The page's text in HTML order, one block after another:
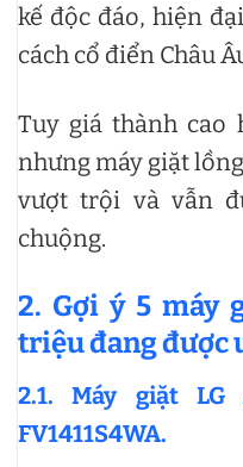
kế độc đáo, hiện
cách cổ điển Châu
Tuy giá thành cao
nhưng máy giặt
vượt trội và vẫn
chuộng.
2. Gợi ý 5 máy
triệu đang được
2.1. Máy giặt
FV1411S4WA.